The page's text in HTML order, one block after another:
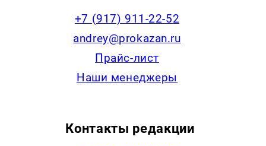
+7 (917) 911-22-52
andrey@prokazan.ru
Прайс-лист
Наши менеджеры
Контакты редакции